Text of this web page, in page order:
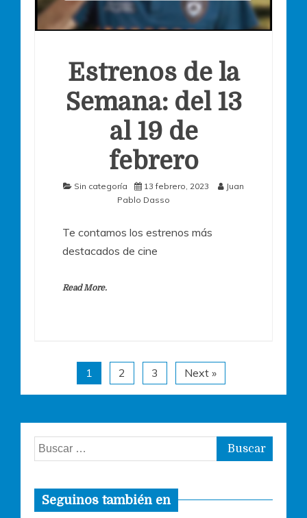
Estrenos de la
Semana: del 13
al 19 de
febrero
Sin categoría 13 febrero, 2023
Juan
Pablo Dasso
Te contamos los estrenos más
destacados de cine
Read More.
1 2 3 Next »
Buscar:
Seguinos también en